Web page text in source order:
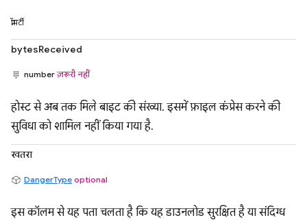
प्रॉपर्टी
bytesReceived
numberज़रूरी नहीं
होस्ट से अब तक मिले बाइट की संख्या. इसमें फ़ाइल कंप्रेस करने की
सुविधा को शामिल नहीं किया गया है.
खतरा
DangerType optional
इस कॉलम से यह पता चलता है कि यह डाउनलोड सुरक्षित है या संदिग्ध